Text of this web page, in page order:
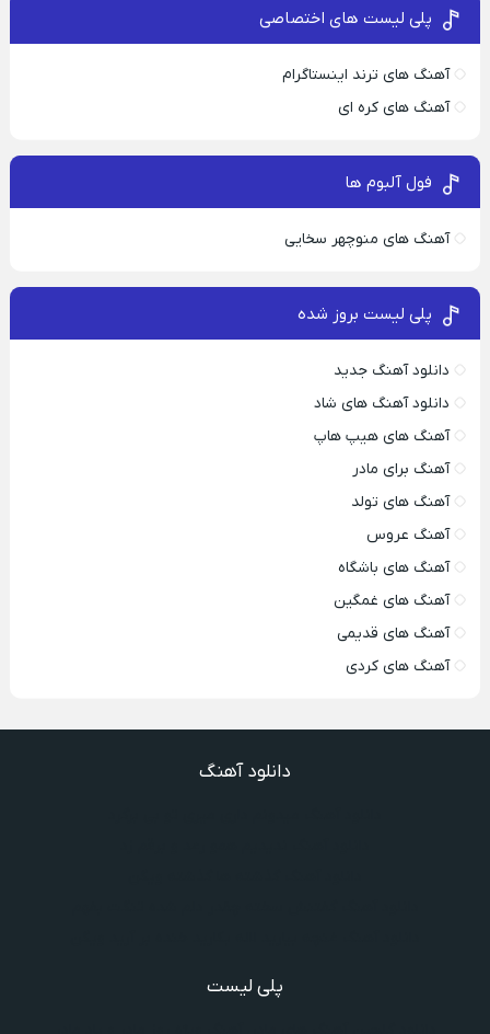
پلی لیست های اختصاصی
آهنگ های ترند اینستاگرام
آهنگ های کره ای
فول آلبوم ها
آهنگ های منوچهر سخایی
پلی لیست بروز شده
دانلود آهنگ جدید
دانلود آهنگ های شاد
آهنگ های هیپ هاپ
آهنگ برای مادر
آهنگ های تولد
آهنگ عروس
آهنگ های باشگاه
آهنگ های غمگین
آهنگ های قدیمی
آهنگ های کردی
دانلود آهنگ
پلی لیست